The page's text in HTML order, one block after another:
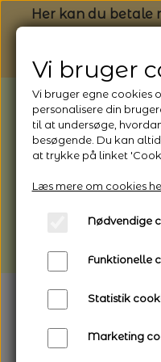
Her kan du betale
BEMÆRK:
1/8 - 9/8 - 2026
*Webshoppen er
afhentning
Vi gør
længere
Vi bruger
Vi bruger egne cookies
personalisere din
til at undersøge,
besøgende. Du kan
at trykke på linket
Læs mere om cookies
Nødvendige
Funktionelle
Statistik
Marketing